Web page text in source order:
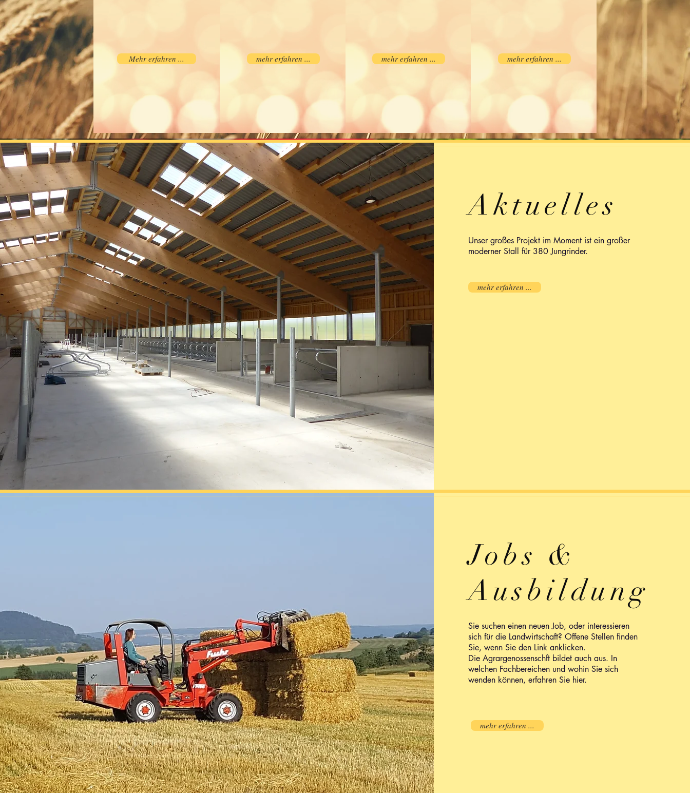
Mehr erfahren ... mehr erfahren ... mehr erfahren ... mehr erfahren ...
Aktuelles
Unser großes Projekt im Moment ist ein großer
moderner Stall für 380 Jungrinder.
mehr erfahren ...
Jobs &
Ausbildung
Sie suchen einen neuen Job, oder interessieren
sich für die Landwirtschaft? Offene Stellen finden
Sie, wenn Sie den Link anklicken.
Die Agrargenossenschft bildet auch aus. In
welchen Fachbereichen und wohin Sie sich
wenden können, erfahren Sie hier.
mehr erfahren ...